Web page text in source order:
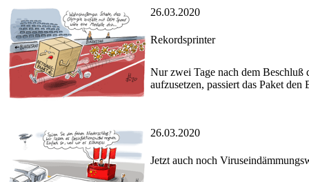
26.03.2020
Rekordsprinter
Nur zwei Tage nach dem Beschluß
aufzusetzen, passiert das Paket
26.03.2020
Jetzt auch noch